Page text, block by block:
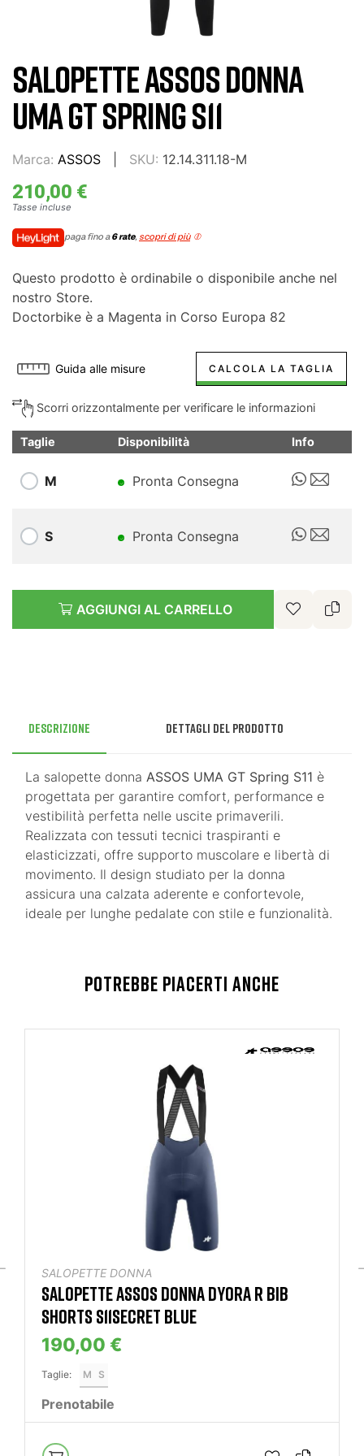
SALOPETTE ASSOS DONNA
UMA GT SPRING S11
Marca: ASSOS SKU: 12.14.311.18-M
210,00 €
Tasse incluse
paga fino a6 rate, scopri di più
Questo prodotto è ordinabile o disponibile anche nel
nostro Store.
Doctorbike è a Magenta in Corso Europa 82
Guida alle misure CALCOLA LA TAGLIA
Scorri orizzontalmente per verificare le informazioni
Taglie Disponibilità Info
M Pronta Consegna
S Pronta Consegna
AGGIUNGI AL CARRELLO
Descrizione Dettagli del prodotto
La salopette donna ASSOS UMA GT Spring S11 è
progettata per garantire comfort, performance e
vestibilità perfetta nelle uscite primaverili.
Realizzata con tessuti tecnici traspiranti e
elasticizzati, offre supporto muscolare e libertà di
movimento. Il design studiato per la donna
assicura una calzata aderente e confortevole,
ideale per lunghe pedalate con stile e funzionalità.
POTREBBE PIACERTI ANCHE
SALOPETTE DONNA
SALOPETTE ASSOS DONNA DYORA R BIB
SHORTS S11SECRET BLUE
190,00 €
Taglie: M S
Prenotabile